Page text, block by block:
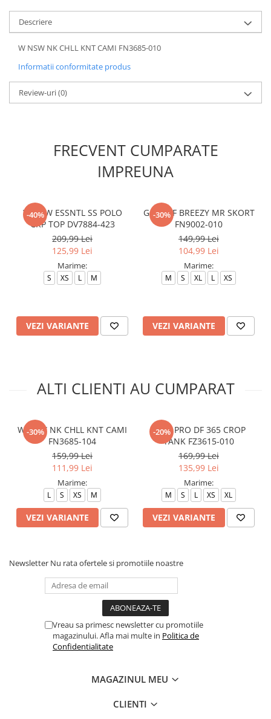
Descriere
W NSW NK CHLL KNT CAMI FN3685-010
Informatii conformitate produs
Review-uri(0)
FRECVENT CUMPARATE
IMPREUNA
-40%
W NSW ESSNTL SS POLO
CRP TOP DV7884-423
209,99 Lei
125,99 Lei
Marime:
S XS L M
VEZI VARIANTE
-30%
G NK DF BREEZY MR SKORT
FN9002-010
149,99 Lei
104,99 Lei
Marime:
M S XL L XS
VEZI VARIANTE
ALTI CLIENTI AU CUMPARAT
-30%
W NSW NK CHLL KNT CAMI
FN3685-104
159,99 Lei
111,99 Lei
Marime:
L S XS M
VEZI VARIANTE
-20%
NIKE PRO DF 365 CROP
TANK FZ3615-010
169,99 Lei
135,99 Lei
Marime:
M S L XS XL
VEZI VARIANTE
Newsletter Nu rata ofertele si promotiile noastre
Vreau sa primesc newsletter cu promotiile
magazinului. Afla mai multe in Politica de
Confidentialitate
MAGAZINUL MEU
CLIENTI